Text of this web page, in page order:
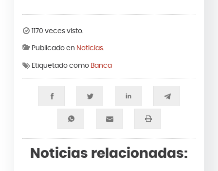
1170 veces visto.
Publicado en Noticias.
Etiquetado como Banca
Noticias relacionadas: